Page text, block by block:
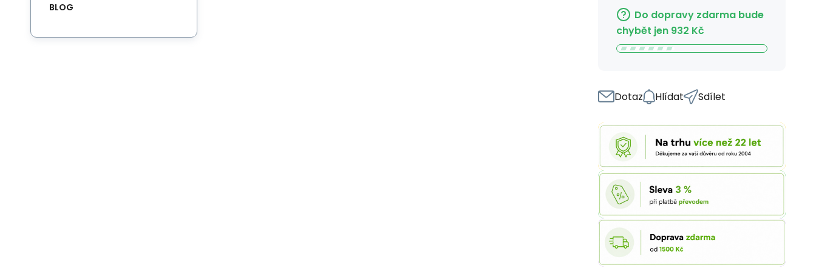
Do dopravy zdarma bude
chybět jen 932 Kč
Dotaz Hlídat Sdílet
BLOG